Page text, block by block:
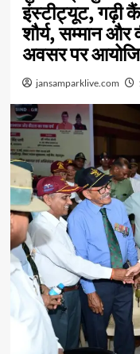
इंस्टीट्यूट, गढ़ी
शौर्य, सम्मान और
अवसर पर
jansamparklive.com